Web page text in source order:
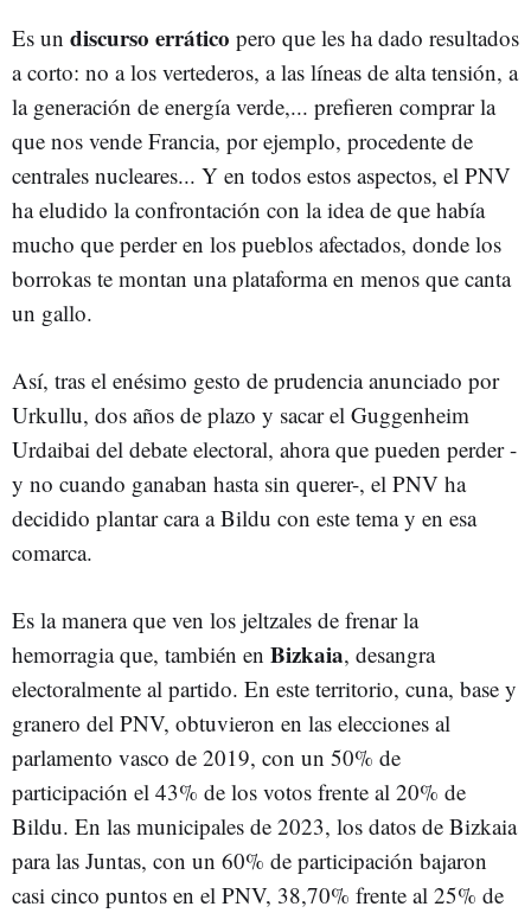
Es un discurso errático pero que les ha dado resultados
a corto: no a los vertederos, a las líneas de alta tensión, a
la generación de energía verde,... prefieren comprar la
que nos vende Francia, por ejemplo, procedente de
centrales nucleares... Y en todos estos aspectos, el PNV
ha eludido la confrontación con la idea de que había
mucho que perder en los pueblos afectados, donde los
borrokas te montan una plataforma en menos que canta
un gallo.
Así, tras el enésimo gesto de prudencia anunciado por
Urkullu, dos años de plazo y sacar el Guggenheim
Urdaibai del debate electoral, ahora que pueden perder -
y no cuando ganaban hasta sin querer-, el PNV ha
decidido plantar cara a Bildu con este tema y en esa
comarca.
Es la manera que ven los jeltzales de frenar la
hemorragia que, también en Bizkaia, desangra
electoralmente al partido. En este territorio, cuna, base y
granero del PNV, obtuvieron en las elecciones al
parlamento vasco de 2019, con un 50% de
participación el 43% de los votos frente al 20% de
Bildu. En las municipales de 2023, los datos de Bizkaia
para las Juntas, con un 60% de participación bajaron
casi cinco puntos en el PNV, 38,70% frente al 25% de